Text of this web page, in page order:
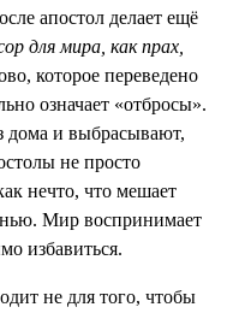
апостол делает ещё
для мира, как прах,
которое переведено
означает «отбросы».
дома и выбрасывают,
не просто
нечто, что мешает
Мир воспринимает
избавиться.
не для того, чтобы